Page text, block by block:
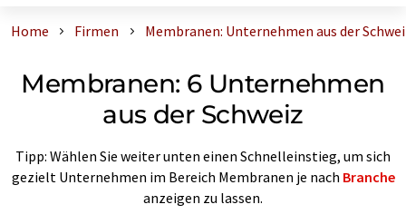
Home Firmen Membranen: Unternehmen aus der
Membranen: 6 Unternehmen
aus der Schweiz
Tipp: Wählen Sie weiter unten einen Schnelleinstieg, um sich
gezielt Unternehmen im Bereich Membranen je nach Branche
anzeigen zu lassen.